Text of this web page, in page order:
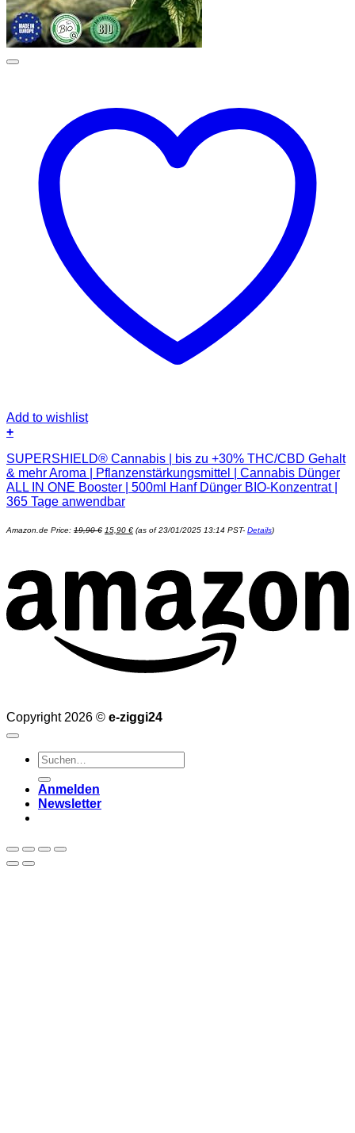
Add to wishlist
+
SUPERSHIELD® Cannabis | bis zu +30% THC/CBD Gehalt
& mehr Aroma | Pflanzenstärkungsmittel | Cannabis Dünger
ALL IN ONE Booster | 500ml Hanf Dünger BIO-Konzentrat |
365 Tage anwendbar
Amazon.de Price: 19,90€
Ursprünglicher
Preis
15,90 €
Aktueller
Preis
(as of 23/01/2025 13:14 PST- Details)
Copyright 2026 © e-ziggi24
Suchen
nach:
Anmelden
Newsletter